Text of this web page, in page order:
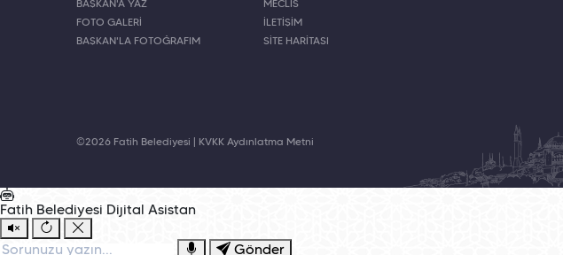
BAŞKAN'A YAZ
FOTO GALERİ
BAŞKAN'LA FOTOĞRAFIM
MECLİS
İLETİŞİM
SİTE HARİTASI
©2026 Fatih Belediyesi | KVKK Aydınlatma Metni
Fatih Belediyesi Dijital Asistan
Gönder